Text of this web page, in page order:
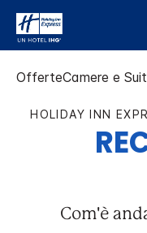
OfferteCamere e
HOLIDAY INN
Com'è